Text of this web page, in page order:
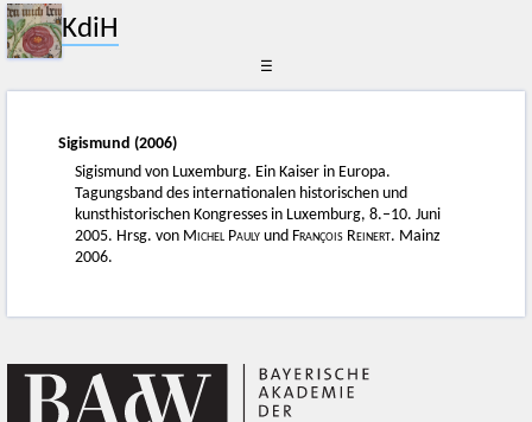
KdiH
☰
Sigismund (2006)
Sigismund von Luxemburg. Ein Kaiser in Europa.
Tagungsband des internationalen historischen und
kunsthistorischen Kongresses in Luxemburg, 8.–10. Juni
2005. Hrsg. von Michel Pauly und François Reinert. Mainz
2006.